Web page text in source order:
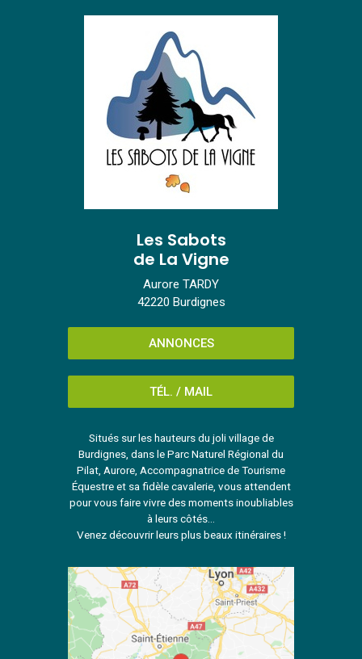
Les Sabots
de La Vigne
Aurore TARDY
42220 Burdignes
ANNONCES
TÉL. / MAIL
Situés sur les hauteurs du joli village de
Burdignes, dans le Parc Naturel Régional du
Pilat, Aurore, Accompagnatrice de Tourisme
Équestre et sa fidèle cavalerie, vous attendent
pour vous faire vivre des moments inoubliables
à leurs côtés...
Venez découvrir leurs plus beaux itinéraires !